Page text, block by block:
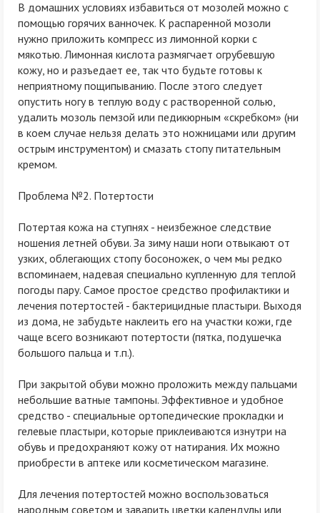
В домашних условиях избавиться от мозолей можно с
помощью горячих ванночек. К распаренной мозоли
нужно приложить компресс из лимонной корки с
мякотью. Лимонная кислота размягчает огрубевшую
кожу, но и разъедает ее, так что будьте готовы к
неприятному пощипыванию. После этого следует
опустить ногу в теплую воду с растворенной солью,
удалить мозоль пемзой или педикюрным «скребком» (ни
в коем случае нельзя делать это ножницами или другим
острым инструментом) и смазать стопу питательным
кремом.
Проблема №2. Потертости
Потертая кожа на ступнях - неизбежное следствие
ношения летней обуви. За зиму наши ноги отвыкают от
узких, облегающих стопу босоножек, о чем мы редко
вспоминаем, надевая специально купленную для теплой
погоды пару. Самое простое средство профилактики и
лечения потертостей - бактерицидные пластыри. Выходя
из дома, не забудьте наклеить его на участки кожи, где
чаще всего возникают потертости (пятка, подушечка
большого пальца и т.п.).
При закрытой обуви можно проложить между пальцами
небольшие ватные тампоны. Эффективное и удобное
средство - специальные ортопедические прокладки и
гелевые пластыри, которые приклеиваются изнутри на
обувь и предохраняют кожу от натирания. Их можно
приобрести в аптеке или косметическом магазине.
Для лечения потертостей можно воспользоваться
народным советом и заварить цветки календулы или